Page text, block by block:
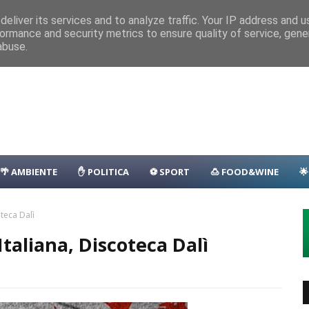
il programma EVENTI
🌴 AMBIENTE ✋ POLITICA ⚽ SPORT 🍮 FOOD&WINE
Dalì
Discoteca Dalì
its services and to analyze traffic. Your IP address and
and security metrics to ensure quality of service,